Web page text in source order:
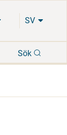
SV
Sök